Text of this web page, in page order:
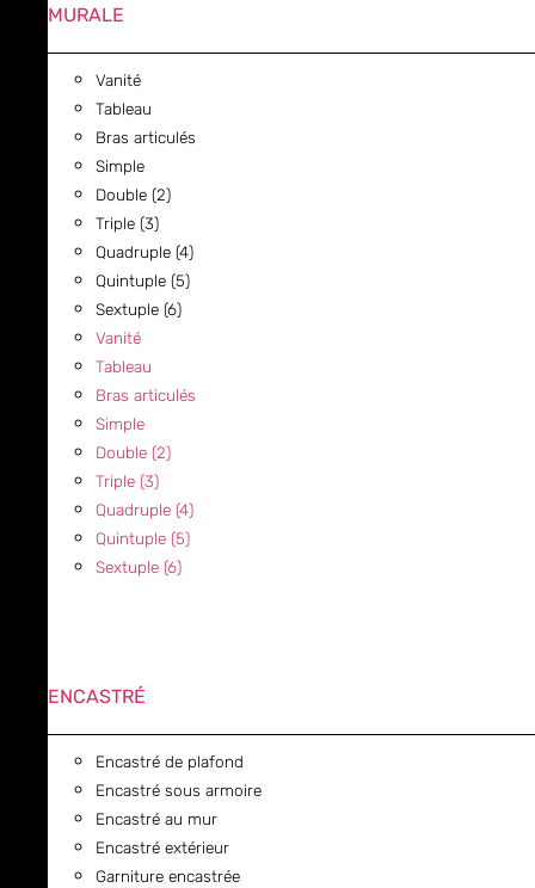
MURALE
Vanité
Tableau
Bras articulés
Simple
Double (2)
Triple (3)
Quadruple (4)
Quintuple (5)
Sextuple (6)
Vanité
Tableau
Bras articulés
Simple
Double (2)
Triple (3)
Quadruple (4)
Quintuple (5)
Sextuple (6)
ENCASTRÉ
Encastré de plafond
Encastré sous armoire
Encastré au mur
Encastré extérieur
Garniture encastrée